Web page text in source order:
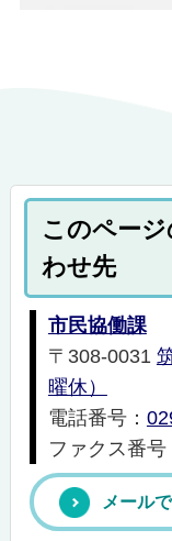
このペー
わせ先
市民協働課
〒308-0031
曜休）
電話番号：
ファクス番
メール